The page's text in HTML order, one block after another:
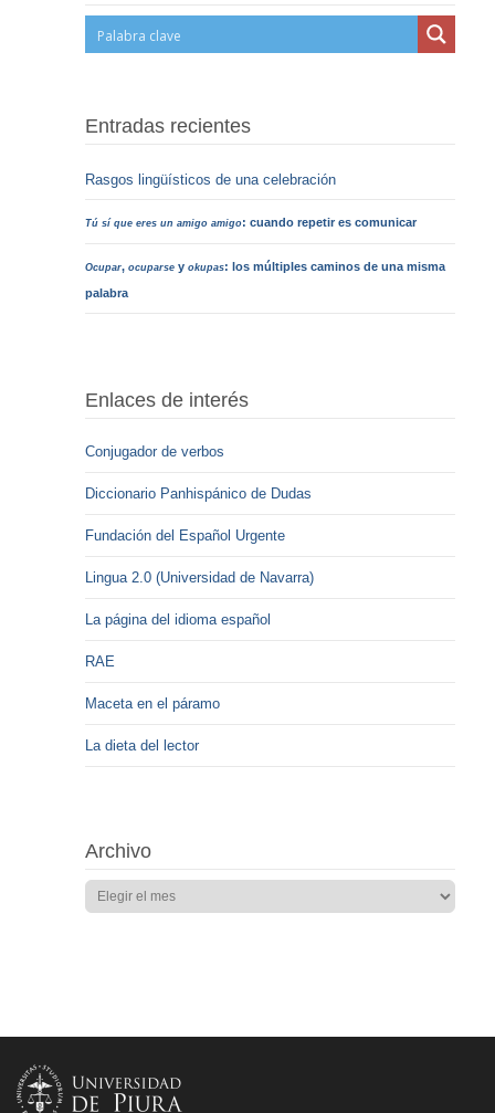
Entradas recientes
Rasgos lingüísticos de una celebración
Tú sí que eres un amigo amigo: cuando repetir es comunicar
Ocupar,ocuparse yokupas: los múltiples caminos de una misma
palabra
Enlaces de interés
Conjugador de verbos
Diccionario Panhispánico de Dudas
Fundación del Español Urgente
Lingua 2.0 (Universidad de Navarra)
La página del idioma español
RAE
Maceta en el páramo
La dieta del lector
Archivo